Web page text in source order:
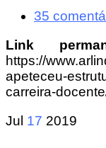
35
Link
https://
apeteceu-
carreira-
Jul 17 2019